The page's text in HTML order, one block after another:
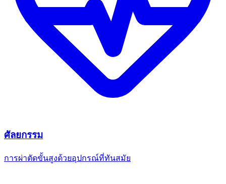
ศัลยกรรม
การผ่าตัดขั้นสูงด้วยอุปกรณ์ที่ทันสมัย